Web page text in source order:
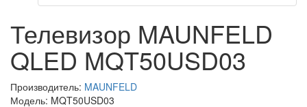
Телевизор MAUNFELD
QLED MQT50USD03
Производитель: MAUNFELD
Модель: MQT50USD03